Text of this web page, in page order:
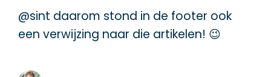
@sint daarom stond in de footer ook
een verwijzing naar die artikelen! 😉